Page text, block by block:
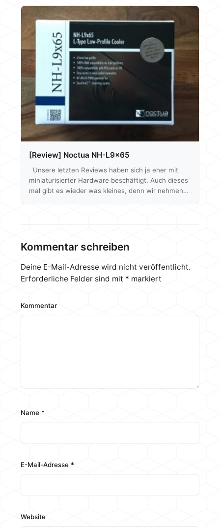
Die dadurch entstehenden Performance-Vorzüge
sollen jetzt auch auf Noctua´s CPU Kühler
übertragen werden. Der neue NH-U12A, der gleich
mit zwei NF-A12x25 geliefert wird, soll trotz 120
mm Abmessungen in der 140 mm Liga mitspielen -
finden wir raus ob dem auch so ist. Unboxing
Beginnen…
[Review] Noctua NH-L9x65
Unsere letzten Reviews haben sich ja eher mit
miniaturisierter Hardware beschäftigt. Auch dieses
mal gibt es wieder was kleines, denn wir nehmen
Abmessungen, sind also für HTPCs, ITX Systeme
bzw kleine Computer generell ausgelegt. Noctua´s
Modell ist mit 45€ im Preisvergleich aber 15€ teurer
als der…
Kommentar schreiben
Deine E-Mail-Adresse wird nicht veröffentlicht.
Erforderliche Felder sind mit * markiert
Kommentar
Name *
E-Mail-Adresse *
Website